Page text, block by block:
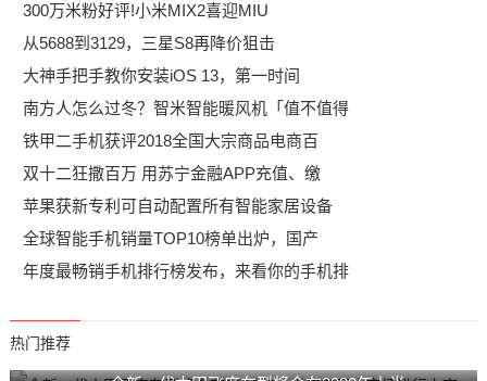
300万米粉好评!小米MIX2喜迎MIU
从5688到3129，三星S8再降价狙击
大神手把手教你安装iOS 13，第一时间
南方人怎么过冬？智米智能暖风机「值不值得
铁甲二手机获评2018全国大宗商品电商百
双十二狂撒百万 用苏宁金融APP充值、缴
苹果获新专利可自动配置所有智能家居设备
全球智能手机销量TOP10榜单出炉，国产
年度最畅销手机排行榜发布，来看你的手机排
热门推荐